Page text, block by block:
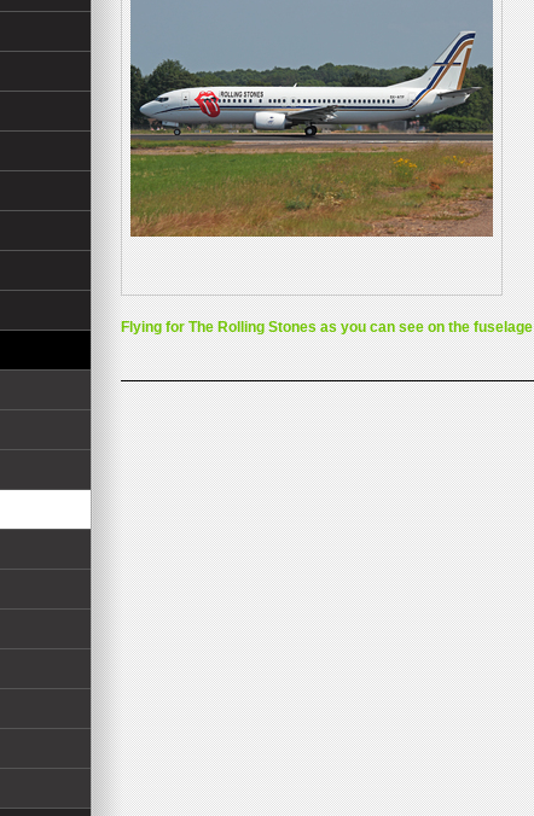
Flying for The Rolling Stones as you can see on the fuselage